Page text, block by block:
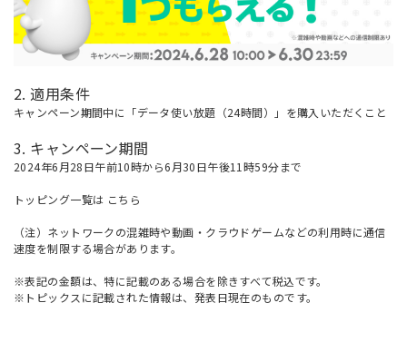
2. 適用条件
キャンペーン期間中に「データ使い放題（24時間）」を購入いただくこと
3. キャンペーン期間
2024年6月28日午前10時から6月30日午後11時59分まで
トッピング一覧は こちら
（注）ネットワークの混雑時や動画・クラウドゲームなどの利用時に通信
速度を制限する場合があります。
※表記の金額は、特に記載のある場合を除きすべて税込です。
※トピックスに記載された情報は、発表日現在のものです。